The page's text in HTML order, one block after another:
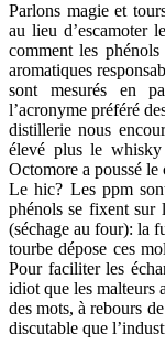
Parlons magie et
au lieu d’escamoter
comment les
aromatiques
sont mesurés en
l’acronyme préféré
distillerie nous
élevé plus le
Octomore a poussé le
Le hic? Les ppm
phénols se fixent sur
(séchage au four): la
tourbe dépose ces
Pour faciliter les
idiot que les malteurs
des mots, à rebours
discutable que